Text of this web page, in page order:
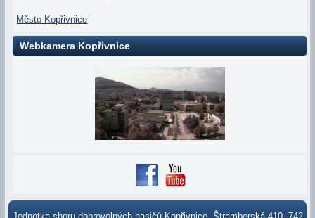
Město Kopřivnice
Webkamera Kopřivnice